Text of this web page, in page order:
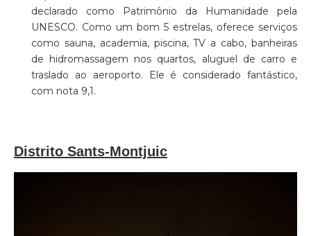
declarado como Patrimônio da Humanidade pela
UNESCO. Como um bom 5 estrelas, oferece serviços
como sauna, academia, piscina, TV a cabo, banheiras
de hidromassagem nos quartos, aluguel de carro e
traslado ao aeroporto. Ele é considerado fantástico,
com nota 9,1.
Distrito Sants-Montjuic